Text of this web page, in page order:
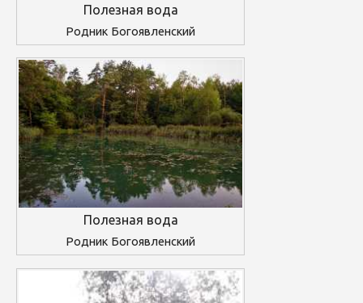
Полезная вода
Родник Богоявленский
Полезная вода
Родник Богоявленский